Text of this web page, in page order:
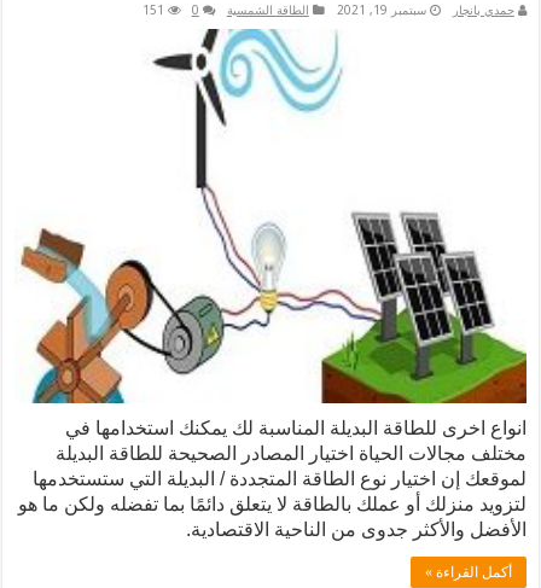
سبتمبر 19, 2021 الطاقة الشمسية 0
151
البديلة المناسبة لك يمكنك استخدامها في
الحياة اختيار المصادر الصحيحة للطاقة البديلة
نوع الطاقة المتجددة / البديلة التي ستستخدمها
أو عملك بالطاقة لا يتعلق دائمًا بما تفضله ولكن ما هو
جدوى من الناحية الاقتصادية.